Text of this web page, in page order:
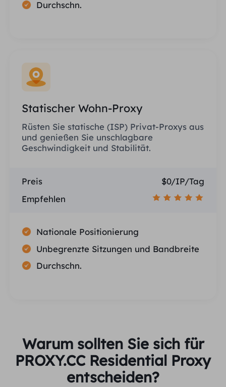
Durchschn.
Statischer Wohn-Proxy
Rüsten Sie statische (ISP) Privat-Proxys aus
und genießen Sie unschlagbare
Geschwindigkeit und Stabilität.
Preis
$0/IP/Tag
Empfehlen
Nationale Positionierung
Unbegrenzte Sitzungen und Bandbreite
Durchschn.
Warum sollten Sie sich für
PROXY.CC Residential Proxy
entscheiden?